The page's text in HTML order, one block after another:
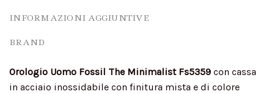
INFORMAZIONI AGGIUNTIVE
BRAND
Orologio Uomo Fossil The Minimalist Fs5359 con cassa
in acciaio inossidabile con finitura mista e di colore